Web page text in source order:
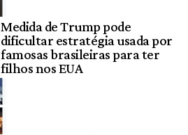
Medida de Trump pode
dificultar estratégia usada por
famosas brasileiras para ter
filhos nos EUA